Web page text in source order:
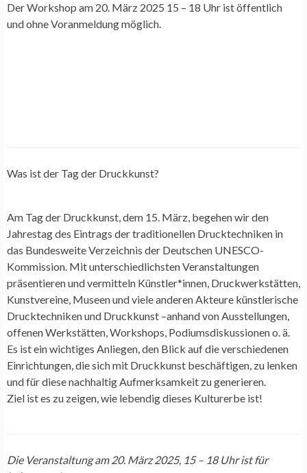
Der Workshop am 20. März 2025 15 – 18 Uhr ist öffentlich
und ohne Voranmeldung möglich.
Was ist der Tag der Druckkunst?
Am Tag der Druckkunst, dem 15. März, begehen wir den
Jahrestag des Eintrags der traditionellen Drucktechniken in
das Bundesweite Verzeichnis der Deutschen UNESCO-
Kommission. Mit unterschiedlichsten Veranstaltungen
präsentieren und vermitteln Künstler*innen, Druckwerkstätten,
Kunstvereine, Museen und viele anderen Akteure künstlerische
Drucktechniken und Druckkunst –anhand von Ausstellungen,
offenen Werkstätten, Workshops, Podiumsdiskussionen o. ä.
Es ist ein wichtiges Anliegen, den Blick auf die verschiedenen
Einrichtungen, die sich mit Druckkunst beschäftigen, zu lenken
und für diese nachhaltig Aufmerksamkeit zu generieren.
Ziel ist es zu zeigen, wie lebendig dieses Kulturerbe ist!
Die Veranstaltung am20. März 2025, 15 – 18 Uhr ist für